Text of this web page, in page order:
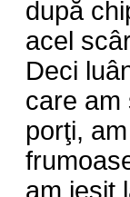
după
acel
Deci
care am
porţi,
am ieşit